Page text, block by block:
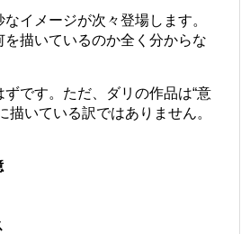
イメージが次々登場します。
描いているのか全く分からな
です。ただ、ダリの作品は“意
描いている訳ではありません。